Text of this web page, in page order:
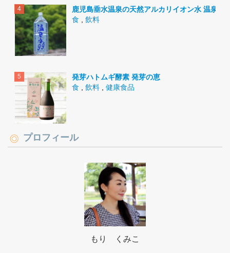
鹿児島垂水温泉の天然アルカリイオン水 温泉水
食
飲料
発芽ハトムギ酵素 発芽の恵
食
飲料 健康食品
プロフィール
もり くみこ